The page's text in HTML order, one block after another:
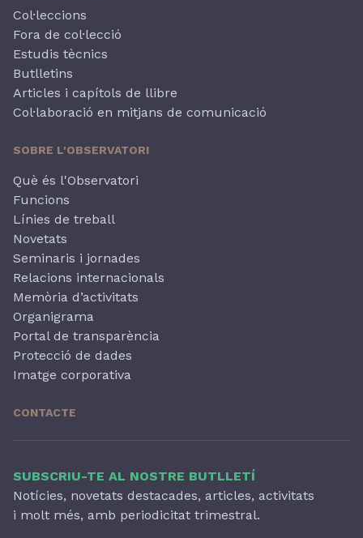
Col·leccions
Fora de col·lecció
Estudis tècnics
Butlletins
Articles i capítols de llibre
Col·laboració en mitjans de comunicació
SOBRE L'OBSERVATORI
Què és l'Observatori
Funcions
Línies de treball
Novetats
Seminaris i jornades
Relacions internacionals
Memòria d’activitats
Organigrama
Portal de transparència
Protecció de dades
Imatge corporativa
CONTACTE
SUBSCRIU-TE AL NOSTRE BUTLLETÍ
Notícies, novetats destacades, articles, activitats
i molt més, amb periodicitat trimestral.